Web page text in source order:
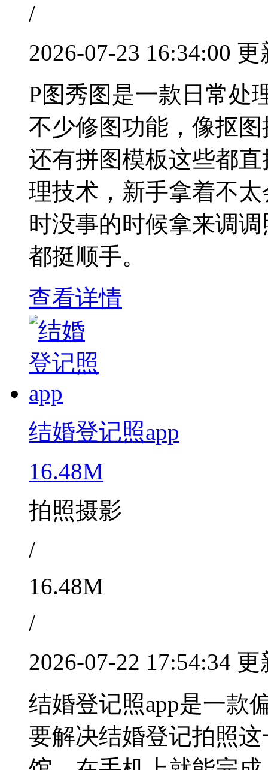
/
2026-07-23 16:34:00 更
P图秀图是一款日常处
不少修图功能，像抠
还有拼图模板这些都
理技术，新手拿着不
时没事的时候拿来调
都挺顺手。
查看详情
结婚登记照app
16.48M
拍照摄影
/
16.48M
/
2026-07-22 17:54:34 更
结婚登记照app是一款
要解决结婚登记拍照